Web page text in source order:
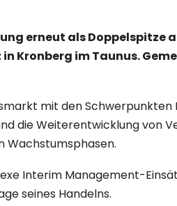
erneut als Doppelspitze
Kronberg im Taunus.
mit den
die Weiterentwicklung von
Wachstumsphasen.
Interim Management-
seines Handelns.